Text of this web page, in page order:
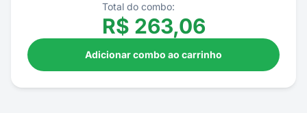
Total do combo:
R$ 263,06
Adicionar combo ao carrinho